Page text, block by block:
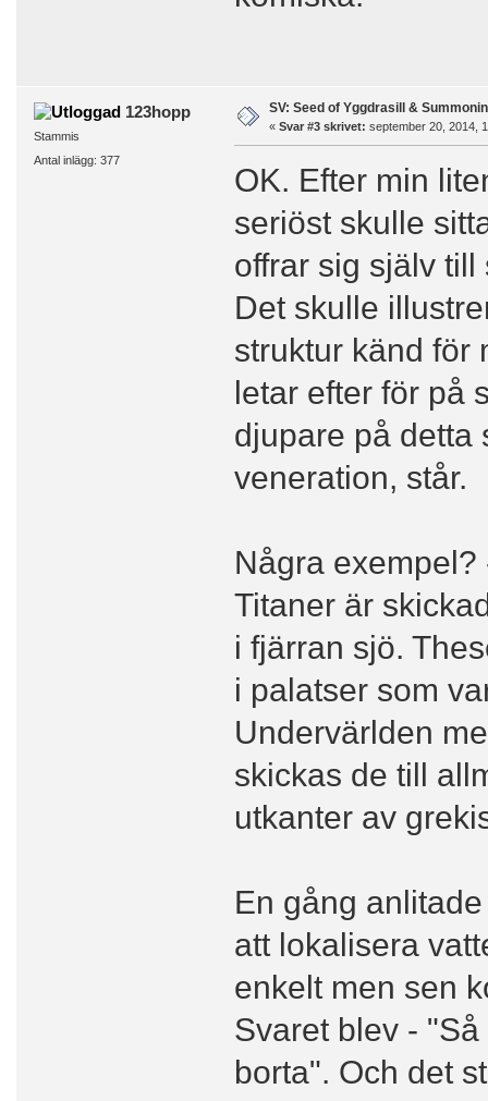
123hopp
Stammis
Antal inlägg: 377
SV: Seed of Yggdrasill &
« Svar #3 skrivet: september 20, 2014,
OK. Efter min
seriöst skulle
offrar sig själv
Det skulle
struktur känd för
letar efter för på
djupare på detta
veneration, står.
Några exempel?
Titaner är
i fjärran sjö.
i palatser som
Undervärlden
skickas de till
utkanter av
En gång
att lokalisera
enkelt men sen
Svaret blev -
borta". Och det